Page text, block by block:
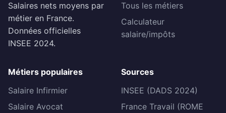
Salaires nets moyens par
métier en France.
Données officielles
INSEE 2024.
Tous les métiers
Calculateur
salaire/impôts
Métiers populaires
Salaire Infirmier
Salaire Avocat
Sources
INSEE (DADS 2024)
France Travail (ROME